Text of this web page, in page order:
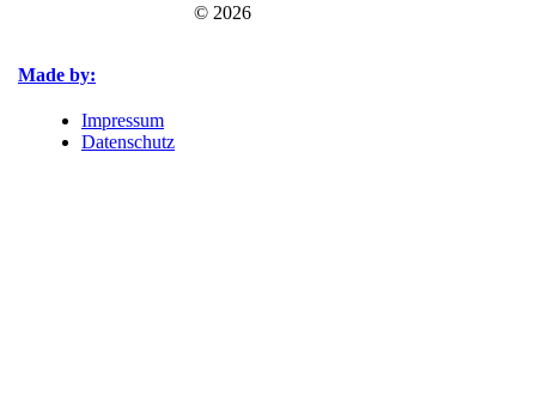
Made by:
© 2026
Impressum
Datenschutz